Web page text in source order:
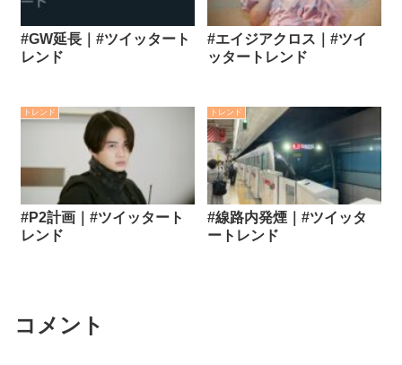
#GW延長｜#ツイッタート
レンド
#エイジアクロス｜#ツイ
ッタートレンド
トレンド
#P2計画｜#ツイッタート
レンド
トレンド
#線路内発煙｜#ツイッタ
ートレンド
コメント